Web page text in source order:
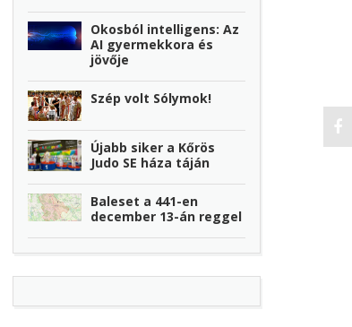
Okosból intelligens: Az
AI gyermekkora és
jövője
Szép volt Sólymok!
Újabb siker a Kőrös
Judo SE háza táján
Baleset a 441-en
december 13-án reggel